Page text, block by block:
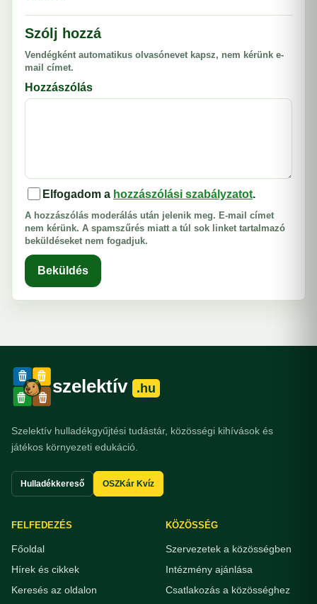
Szólj hozzá
Vendégként automatikus olvasónevet kapsz, nem kérünk e-
mail címet.
Hozzászólás
Elfogadom a hozzászólási szabályzatot.
A hozzászólás moderálás után jelenik meg. E-mail címet
nem kérünk. A spamszűrés miatt a túl sok linket tartalmazó
beküldéseket nem fogadjuk.
Beküldés
szelektív .hu
Szelektív hulladékgyűjtési tudástár, közösségi kihívások és
játékos környezeti edukáció.
Hulladékkereső OSZKár Kvíz
FELFEDEZÉS
Főoldal
Hírek és cikkek
Keresés az oldalon
KÖZÖSSÉG
Szervezetek a közösségben
Intézmény ajánlása
Csatlakozás a közösséghez